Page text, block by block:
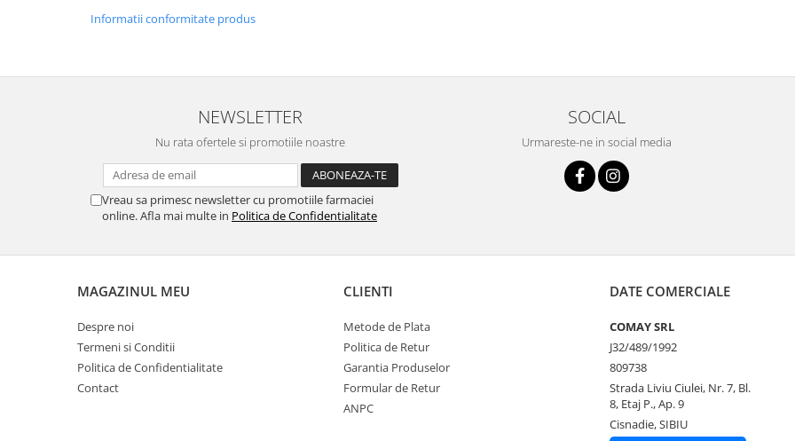
Informatii conformitate produs
NEWSLETTER
Nu rata ofertele si promotiile noastre
Vreau sa primesc newsletter cu promotiile farmaciei
online. Afla mai multe in Politica de Confidentialitate
SOCIAL
Urmareste-ne in social media
MAGAZINUL MEU
Despre noi
Termeni si Conditii
Politica de Confidentialitate
Contact
CLIENTI
Metode de Plata
Politica de Retur
Garantia Produselor
Formular de Retur
ANPC
DATE COMERCIALE
COMAY SRL
J32/489/1992
809738
Strada Liviu Ciulei, Nr. 7, Bl.
8, Etaj P., Ap. 9
Cisnadie, SIBIU